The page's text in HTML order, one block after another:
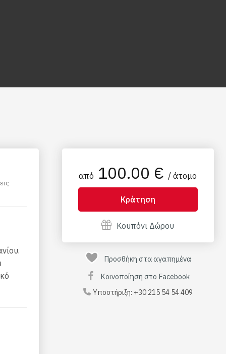
από 100.00 €/ άτομο
Κράτηση
Κουπόνι Δώρου
Προσθήκη στα αγαπημένα
Κοινοποίηση στο Facebook
Υποστήριξη: +30 215 54 54 409